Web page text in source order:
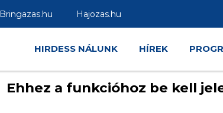
Bringazas.hu Hajozas.hu
HIRDESS NÁLUNK HÍREK
Ehhez a funkcióhoz be kell